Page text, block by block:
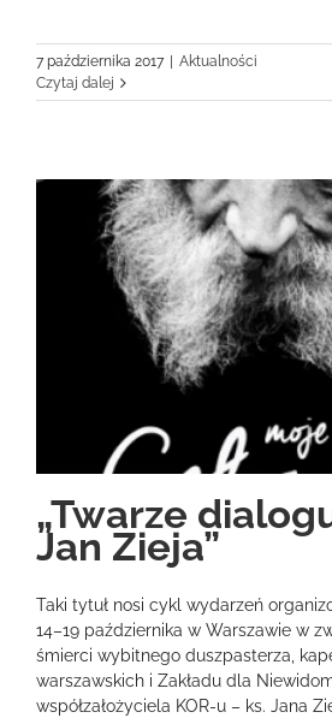
7 października 2017
Aktualności
Czytaj dalej
„Twarze
Jan Zieja”
Taki tytuł nosi cykl wydarzeń
14–19 października w Warszawie w
śmierci wybitnego duszpasterza,
warszawskich i Zakładu dla
współzałożyciela KOR-u – ks. Jana